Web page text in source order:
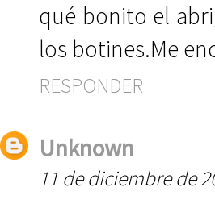
qué bonito el
los botines.Me
RESPONDER
Unknown
11 de diciembre de